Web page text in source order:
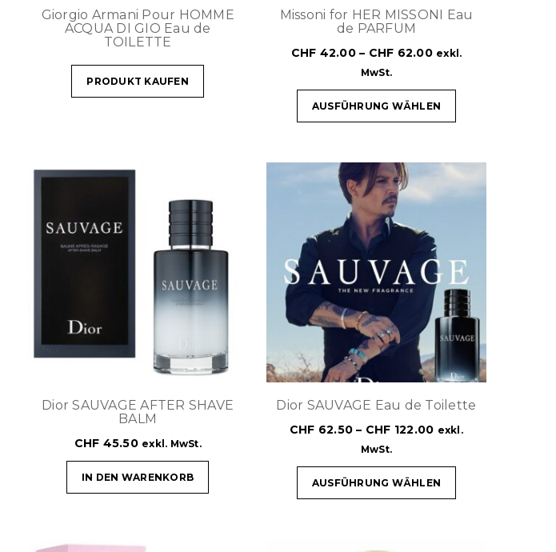
Giorgio Armani Pour HOMME
ACQUA DI GIO Eau de
TOILETTE
PRODUKT KAUFEN
Missoni for HER MISSONI Eau
de PARFUM
CHF 42.00– CHF 62.00 exkl.
MwSt.
AUSFÜHRUNG WÄHLEN
Dior SAUVAGE AFTER SHAVE
BALM
CHF 45.50 exkl. MwSt.
IN DEN WARENKORB
Dior SAUVAGE Eau de Toilette
CHF 62.50 – CHF 122.00 exkl.
MwSt.
AUSFÜHRUNG WÄHLEN